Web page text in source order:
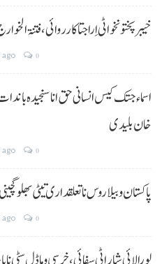
خیبر پختونخوا ٹی اِرا جتا کارروائی، فتنۃ الخوارج نا 10خوارج خلنگار،آئی
0
اسماء جتک کیس انسانی حق انا سنجیدہ
خان بلیدی
ago 0
پاکستان و بیلاروس نا تعلقداری تیٹی بھلو
ago 0